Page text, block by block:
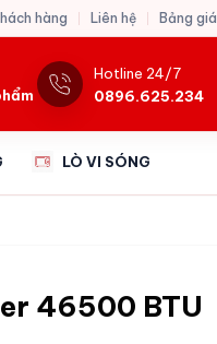
hàng Liên hệ Bảng giá
Hotline 24/7
0896.625.234
LÒ VI SÓNG
46500 BTU